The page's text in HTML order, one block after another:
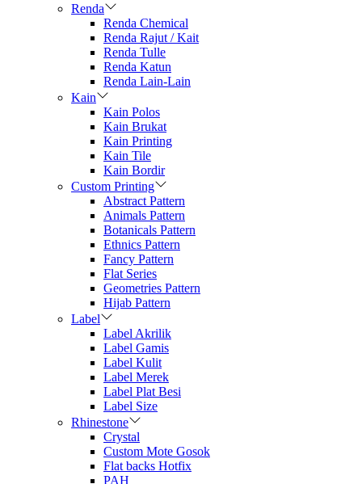
Renda
Renda Chemical
Renda Rajut / Kait
Renda Tulle
Renda Katun
Renda Lain-Lain
Kain
Kain Polos
Kain Brukat
Kain Printing
Kain Tile
Kain Bordir
Custom Printing
Abstract Pattern
Animals Pattern
Botanicals Pattern
Ethnics Pattern
Fancy Pattern
Flat Series
Geometries Pattern
Hijab Pattern
Label
Label Akrilik
Label Gamis
Label Kulit
Label Merek
Label Plat Besi
Label Size
Rhinestone
Crystal
Custom Mote Gosok
Flat backs Hotfix
PAH